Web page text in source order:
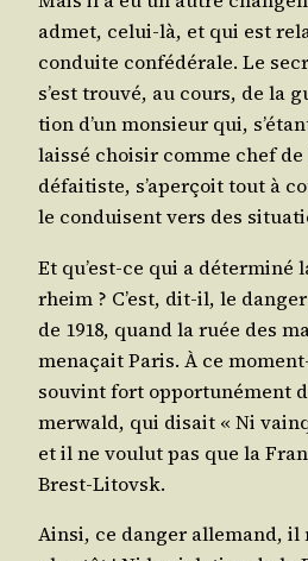
admet, celui-là, et qui est
conduite confé­dé­rale. Le
s’est trou­vé, au cours, de la
tion d’un mon­sieur qui,
lais­sé choi­sir comme chef de
défai­tiste, s’a­per­çoit tout à
le conduisent vers des
Et qu’est-ce qui a
rheim ? C’est, dit-il, le
de 1918, quand la ruée des
mena­çait Paris. À ce
sou­vint fort oppor­tu­né­ment
mer­wald, qui disait « Ni
et il ne vou­lut pas que la
Brest-Litovsk.
Ain­si, ce dan­ger alle­mand, il